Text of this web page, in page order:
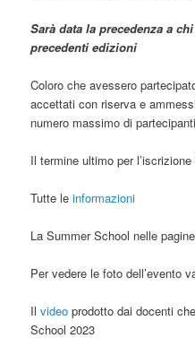
Sarà data la precedenza a
precedenti edizioni
Coloro che avessero
accettati con riserva e
numero massimo di
Il termine ultimo per l’iscrizione
Tutte leinformazioni
La Summer School nelle
Per vedere le foto dell’evento
Ilvideo prodotto dai docenti
School 2023